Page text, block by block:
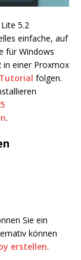
5.2
einfache, auf
für Windows
in einer Proxmox
Tutorial folgen.
.
Sie ein
können
erstellen.